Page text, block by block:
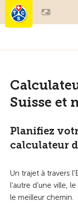
Membres &
Suisse et
Planifiez
calculateur
Un trajet à travers
l’autre d’une ville,
le meilleur chemin.